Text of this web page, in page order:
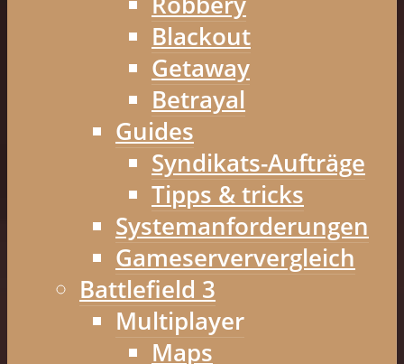
Blackout
Getaway
Betrayal
Guides
Syndikats-Aufträge
Tipps & tricks
Systemanforderungen
Gameserververgleich
Battlefield 3
Multiplayer
Maps